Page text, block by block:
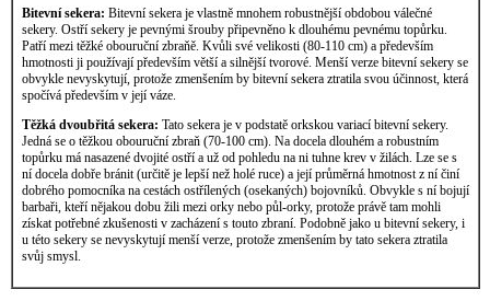
Bitevní sekera: Bitevní sekera je vlastně mnohem robustnější obdobou válečné
sekery. Ostří sekery je pevnými šrouby připevněno k dlouhému pevnému topůrku.
Patří mezi těžké obouruční zbraňě. Kvůli své velikosti (80-110 cm) a především
hmotnosti ji používají především větší a silnější tvorové. Menší verze bitevní sekery se
obvykle nevyskytují, protože zmenšením by bitevní sekera ztratila svou účinnost, která
spočívá především v její váze.
Těžká dvoubřitá sekera: Tato sekera je v podstatě orkskou variací bitevní sekery.
Jedná se o těžkou obouruční zbraň (70-100 cm). Na docela dlouhém a robustním
topůrku má nasazené dvojité ostří a už od pohledu na ni tuhne krev v žilách. Lze se s
ní docela dobře bránit (určitě je lepší než holé ruce) a její průměrná hmotnost z ní činí
dobrého pomocníka na cestách ostřílených (osekaných) bojovníků. Obvykle s ní bojují
barbaři, kteří nějakou dobu žili mezi orky nebo půl-orky, protože právě tam mohli
získat potřebné zkušenosti v zacházení s touto zbraní. Podobně jako u bitevní sekery, i
u této sekery se nevyskytují menší verze, protože zmenšením by tato sekera ztratila
svůj smysl.